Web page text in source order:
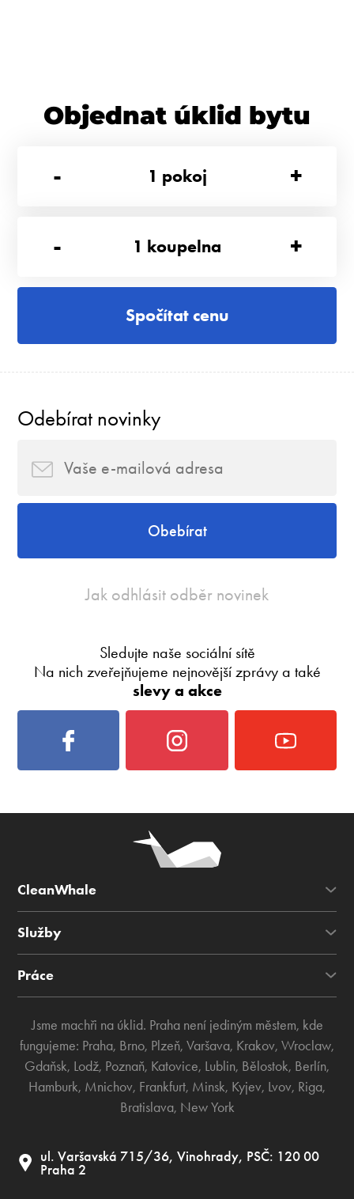
Objednat úklid bytu
-
1 pokoj +
- 1 koupelna +
Spočítat cenu
Odebírat novinky
Obebírat
Jak odhlásit odběr novinek
Sledujte naše sociální sítě
Na nich zveřejňujeme nejnovější zprávy a také
slevy a akce
CleanWhale
Služby
Práce
Jsme machři na úklid. Praha není jediným městem, kde
fungujeme: Praha, Brno, Plzeň, Varšava, Krakov, Wroclaw,
Gdaňsk, Lodž, Poznaň, Katovice, Lublin, Bělostok, Berlín,
Hamburk, Mnichov, Frankfurt, Minsk, Kyjev, Lvov, Riga,
Bratislava, New York
ul. Varšavská 715/36, Vinohrady, PSČ: 120 00
Praha 2